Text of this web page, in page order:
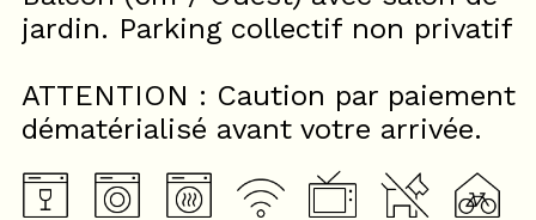
jardin. Parking collectif non privatif
ATTENTION : Caution par paiement
dématérialisé avant votre arrivée.